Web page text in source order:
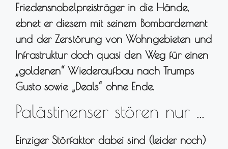
Friedensnobelpreisträger in die Hände,
ebnet er diesem mit seinem Bombardement
und der Zerstörung von Wohngebieten und
Infrastruktur doch quasi den Weg für einen
„goldenen“ Wiederaufbau nach Trumps
Gusto sowie „Deals“ ohne Ende.
Palästinenser stören nur …
Einziger Störfaktor dabei sind (leider noch)